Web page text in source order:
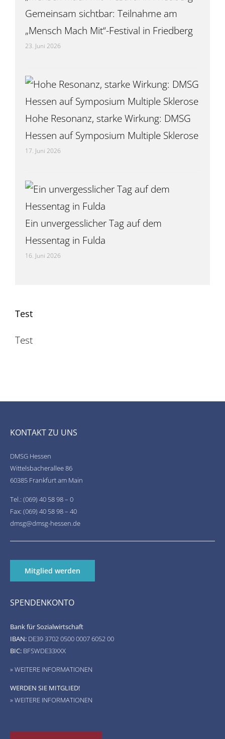
Gemeinsam sichtbar: Teilnahme am
„Mensch Mach Mit“-Festival in Friedberg
23. Juni 2026
Hohe Resonanz, starke Wirkung: DMSG
Hessen auf Symposium Multiple Sklerose
17. Juni 2026
Ein unvergesslicher Tag auf dem
Hessentag in Fulda
16. Juni 2026
Test
Test
KONTAKT ZU UNS
DMSG Hessen
Wittelsbacherallee 86
60385 Frankfurt am Main
Tel.: (069) 40 58 98 – 0
Fax: (069) 40 58 98 – 40
dmsg@dmsg-hessen.de
Mitglied werden
SPENDENKONTO
Bank für Sozialwirtschaft
IBAN:DE39 3702 0500 0007 6052 00
BIC: BFSWDE33XXX
» WEITERE INFORMATIONEN
WERDEN SIE MITGLIED!
» WEITERE INFORMATIONEN